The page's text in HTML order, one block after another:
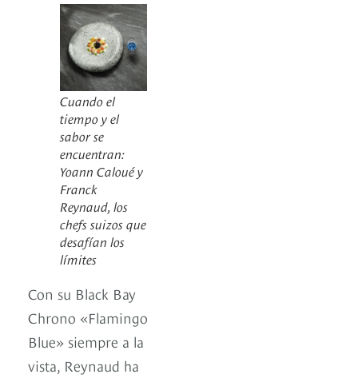
Cuando el
tiempo y el
sabor se
encuentran:
Yoann Caloué y
Franck
Reynaud, los
chefs suizos que
desafían los
límites
Con su Black Bay
Chrono «Flamingo
Blue» siempre a la
vista, Reynaud ha